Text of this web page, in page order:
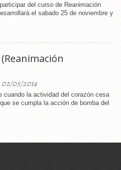
del curso de Reanimación
el sabado 25 de noviembre y
05/2014
cuando la actividad del corazón cesa
se cumpla la acción de bomba del